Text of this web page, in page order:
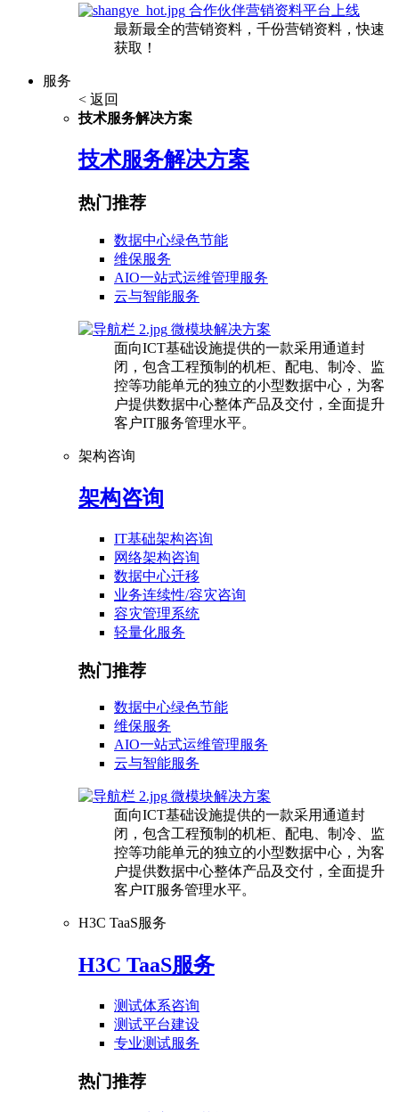
合作伙伴营销资料平台上线
最新最全的营销资料，千份营销资料，快速
获取！
服务
< 返回
技术服务解决方案
技术服务解决方案
热门推荐
数据中心绿色节能
维保服务
AIO一站式运维管理服务
云与智能服务
微模块解决方案
面向ICT基础设施提供的一款采用通道封
闭，包含工程预制的机柜、配电、制冷、监
控等功能单元的独立的小型数据中心，为客
户提供数据中心整体产品及交付，全面提升
客户IT服务管理水平。
架构咨询
架构咨询
IT基础架构咨询
网络架构咨询
数据中心迁移
业务连续性/容灾咨询
容灾管理系统
轻量化服务
热门推荐
数据中心绿色节能
维保服务
AIO一站式运维管理服务
云与智能服务
微模块解决方案
面向ICT基础设施提供的一款采用通道封
闭，包含工程预制的机柜、配电、制冷、监
控等功能单元的独立的小型数据中心，为客
户提供数据中心整体产品及交付，全面提升
客户IT服务管理水平。
H3C TaaS服务
H3C TaaS服务
测试体系咨询
测试平台建设
专业测试服务
热门推荐